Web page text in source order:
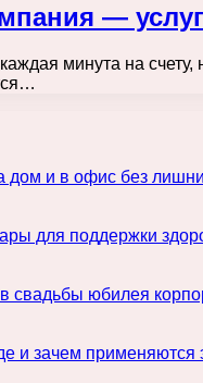
—
минута на
дом и в офис без
для поддержки
свадьбы юбилея
и зачем